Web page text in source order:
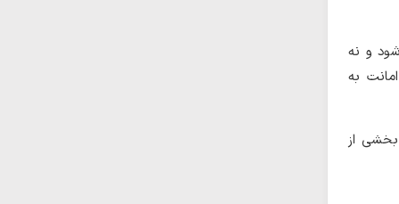
و نه
به
از